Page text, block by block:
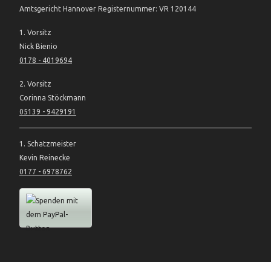
Amtsgericht Hannover Registernummer: VR 120144
1. Vorsitz
Nick Bienio
0178 - 4019694
2. Vorsitz
Corinna Stöckmann
05139 - 9429191
1. Schatzmeister
Kevin Reinecke
0177 - 6978762